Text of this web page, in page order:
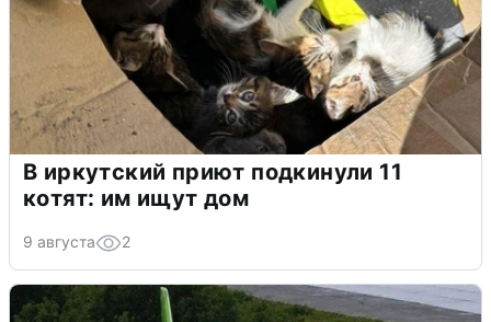
В иркутский приют подкинули 11
котят: им ищут дом
9 августа 2